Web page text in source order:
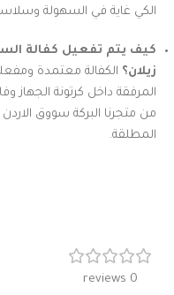
الكي غاية في السهولة
كيف يتم تفعيل كفالة
زيلان؟ الكفالة معتمدة
المرفقة داخل كرتونة الجهاز
من متجرنا البركة سووق
المطلقة.
0 reviews